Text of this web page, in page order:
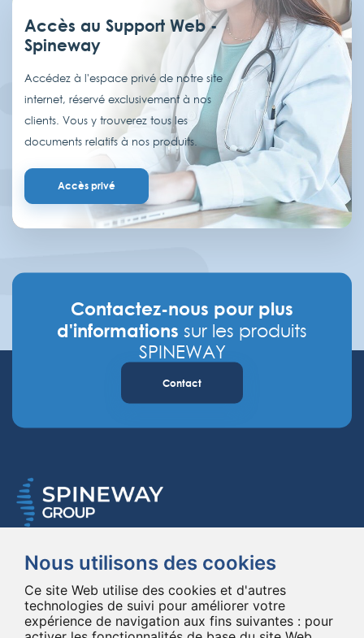
Nous utilisons des cookies
Ce site Web utilise des cookies et d'autres
technologies de suivi pour améliorer votre
expérience de navigation aux fins suivantes : pour
Accès au Support Web -
Spineway
Accédez à l'espace privé de notre site
internet, réservé exclusivement à nos
clients. Vous y trouverez tous les
documents relatifs à nos produits.
Accès privé
Contactez-nous pour plus
d'informations sur les produits
SPINEWAY
Contact
pour la chirurgie du rachis, améliorant la chirurgie rachidienne dans le
*Ensemble, jusqu'au bout